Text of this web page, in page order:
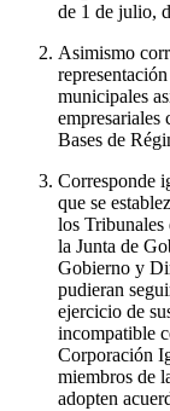
de 1 de julio,
Asimismo
municipales
empresariales
Bases de
Corresponde
que se
los
la Junta de
Gobierno y
pudieran
ejercicio de
incompatible
Corporación
miembros de
adopten